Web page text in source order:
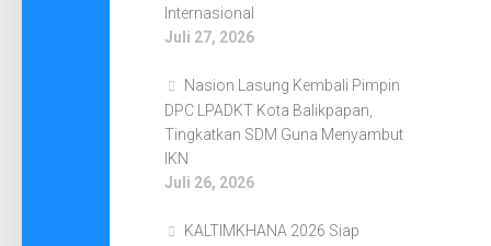
Internasional
Juli 27, 2026
Nasion Lasung Kembali Pimpin
DPC LPADKT Kota Balikpapan,
Tingkatkan SDM Guna Menyambut
IKN
Juli 26, 2026
KALTIMKHANA 2026 Siap